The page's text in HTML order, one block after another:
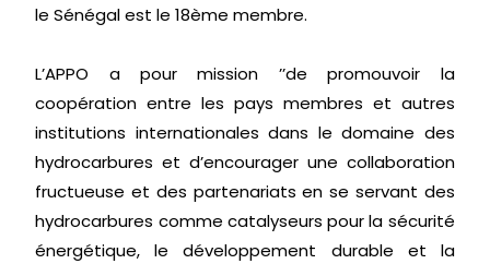
le Sénégal est le 18ème membre.
L’APPO a pour mission ’’de promouvoir la
coopération entre les pays membres et autres
institutions internationales dans le domaine des
hydrocarbures et d’encourager une collaboration
fructueuse et des partenariats en se servant des
hydrocarbures comme catalyseurs pour la sécurité
énergétique, le développement durable et la